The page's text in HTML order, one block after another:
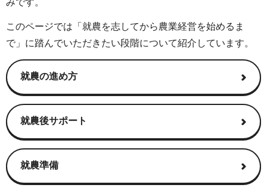
サ
イ
ト
START!
や
ま
な
し
農
業
みです。
このページでは「就農を志してから農業経営を始めるま
で」に踏んでいただきたい段階について紹介しています。
就農の進め方
就農後サポート
就農準備